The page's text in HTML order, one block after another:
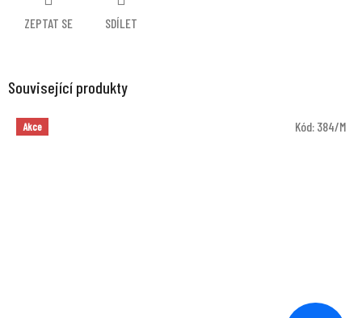
ZEPTAT SE SDÍLET
Související produkty
Akce Kód: 384/M